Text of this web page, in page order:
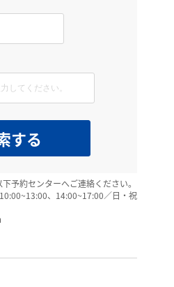
予約センターへご連絡ください。
、14:00~17:00／日・祝